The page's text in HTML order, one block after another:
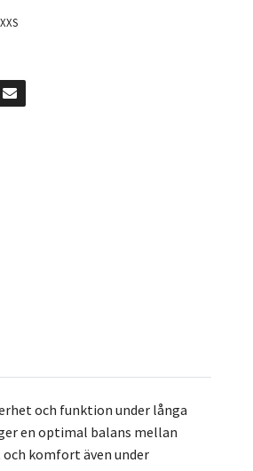
och funktion under långa
en optimal balans mellan
komfort även under